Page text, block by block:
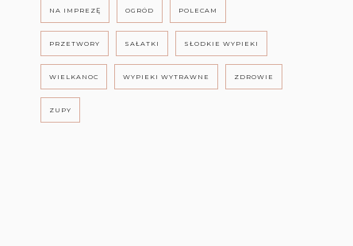
NA IMPREZĘ OGRÓD POLECAM
PRZETWORY SAŁATKI SŁODKIE WYPIEKI
WIELKANOC WYPIEKI WYTRAWNE ZDROWIE
ZUPY